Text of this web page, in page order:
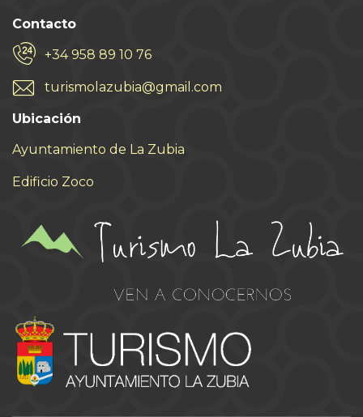
Contacto
+34 958 89 10 76
turismolazubia@gmail.com
Ubicación
Ayuntamiento de La Zubia
Edificio Zoco